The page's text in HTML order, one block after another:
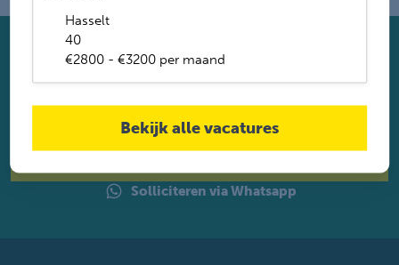
Hasselt
40
€2800 - €3200 per maand
Bekijk alle vacatures
Solliciteer direct
Twijfel je of je geschikt bent? Laat dan toch je gegevens
achter. Met ruim 1.200 vacatures vinden wij voor jou de
perfecte baan. Je krijgt binnen 2 werkdagen reactie.
Solliciteren via Whatsapp